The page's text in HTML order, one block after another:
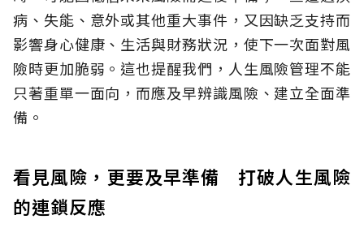
病、失能、意外或其他重大事件，又因缺乏支持而
影響身心健康、生活與財務狀況，使下一次面對風
險時更加脆弱。這也提醒我們，人生風險管理不能
只著重單一面向，而應及早辨識風險、建立全面準
備。
看見風險，更要及早準備 打破人生風險
的連鎖反應